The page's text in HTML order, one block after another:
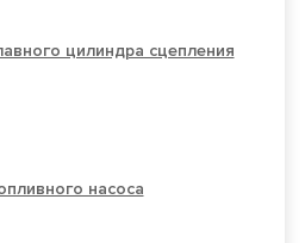
цилиндра сцепления
насоса